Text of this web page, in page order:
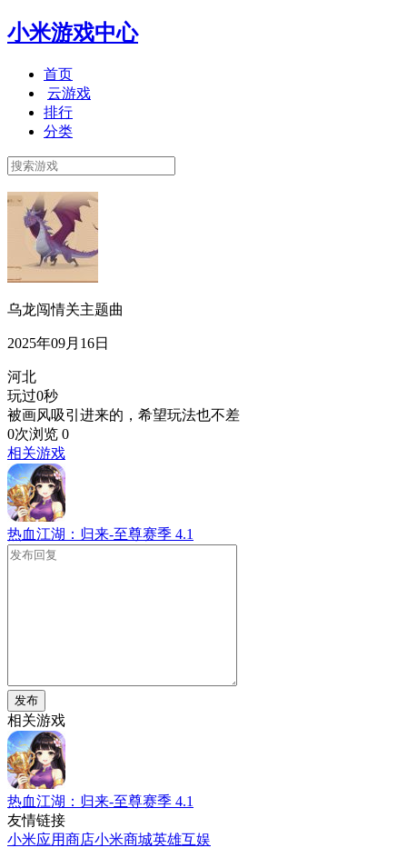
小米游戏中心
首页
云游戏
排行
分类
乌龙闯情关主题曲
2025年09月16日
河北
玩过0秒
被画风吸引进来的，希望玩法也不差
0次浏览 0
相关游戏
热血江湖：归来-至尊赛季 4.1
发布
相关游戏
热血江湖：归来-至尊赛季 4.1
友情链接
小米应用商店小米商城英雄互娱